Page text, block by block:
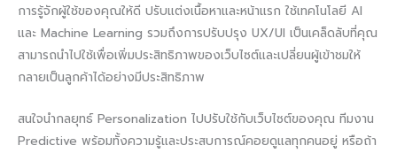
การรู้จักผู้ใช้ของคุณให้ดี ปรับแต่งเนื้อหาและหน้าแรก ใช้เทคโนโลยี AI
และ Machine Learning รวมถึงการปรับปรุง UX/UI เป็นเคล็ดลับที่คุณ
สามารถนำไปใช้เพื่อเพิ่มประสิทธิภาพของเว็บไซต์และเปลี่ยนผู้เข้าชมให้
กลายเป็นลูกค้าได้อย่างมีประสิทธิภาพ
สนใจนำกลยุทธ์ Personalization ไปปรับใช้กับเว็บไซต์ของคุณ ทีมงาน
Predictive พร้อมทั้งความรู้และประสบการณ์คอยดูแลทุกคนอยู่ หรือถ้า